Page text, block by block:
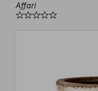
Affari